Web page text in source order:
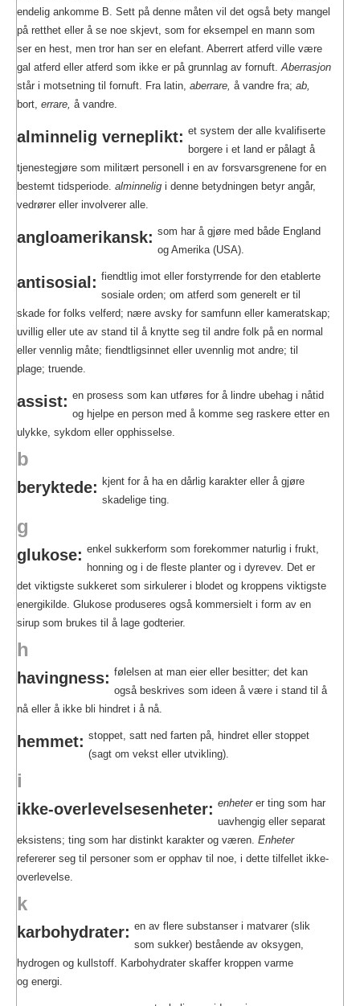
endelig ankomme B. Sett på denne måten vil det også bety mangel
på retthet eller å se noe skjevt, som for eksempel en mann som
ser en hest, men tror han ser en elefant. Aberrert atferd ville være
gal atferd eller atferd som ikke er på grunnlag av fornuft. Aberrasjon
står i motsetning til fornuft. Fra latin, aberrare, å vandre fra; ab,
bort, errare, å vandre.
alminnelig verneplikt: et system der alle kvalifiserte
borgere i et land er pålagt å
tjenestegjøre som militært personell i en av forsvarsgrenene for en
bestemt tidsperiode. alminnelig i denne betydningen betyr angår,
vedrører eller involverer alle.
angloamerikansk: som har å gjøre med både England
og Amerika (USA).
antisosial: fiendtlig imot eller forstyrrende for den etablerte
sosiale orden; om atferd som generelt er til
skade for folks velferd; nære avsky for samfunn eller kameratskap;
uvillig eller ute av stand til å knytte seg til andre folk på en normal
eller vennlig måte; fiendtligsinnet eller uvennlig mot andre; til
plage; truende.
assist: en prosess som kan utføres for å lindre ubehag i nåtid
og hjelpe en person med å komme seg raskere etter en
ulykke, sykdom eller opphisselse.
b
beryktede: kjent for å ha en dårlig karakter eller å gjøre
skadelige ting.
g
glukose: enkel sukkerform som forekommer naturlig i frukt,
honning og i de fleste planter og i dyrevev. Det er
det viktigste sukkeret som sirkulerer i blodet og kroppens viktigste
energikilde. Glukose produseres også kommersielt i form av en
sirup som brukes til å lage godterier.
h
havingness: følelsen at man eier eller besitter; det kan
også beskrives som ideen å være i stand til å
nå eller å ikke bli hindret i å nå.
hemmet: stoppet, satt ned farten på, hindret eller stoppet
(sagt om vekst eller utvikling).
i
ikke-overlevelsesenheter: enheterer ting som har
uavhengig eller separat
eksistens; ting som har distinkt karakter og væren. Enheter
refererer seg til personer som er opphav til noe, i dette tilfellet ikke-
overlevelse.
k
karbohydrater: en av flere substanser i matvarer (slik
som sukker) bestående av oksygen,
hydrogen og kullstoff. Karbohydrater skaffer kroppen varme
og energi.